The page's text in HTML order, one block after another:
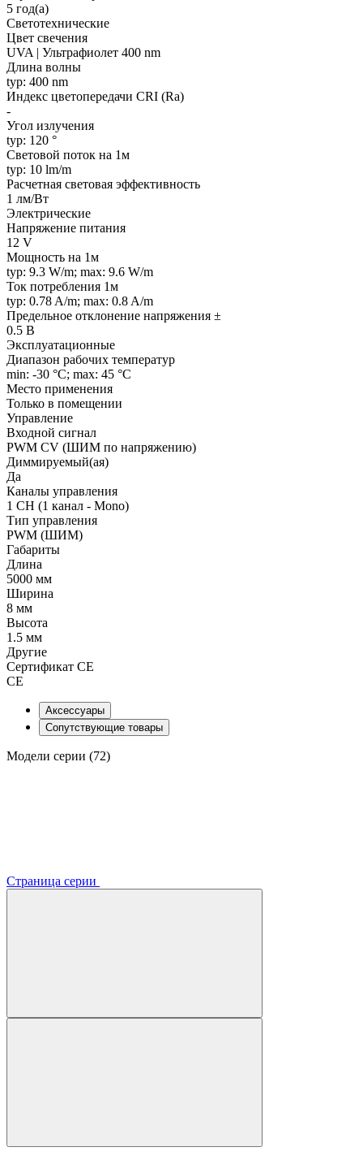
5 год(а)
Светотехнические
Цвет свечения
UVA | Ультрафиолет 400 nm
Длина волны
typ: 400 nm
Индекс цветопередачи CRI (Ra)
-
Угол излучения
typ: 120 °
Световой поток на 1м
typ: 10 lm/m
Расчетная световая эффективность
1 лм/Вт
Электрические
Напряжение питания
12 V
Мощность на 1м
typ: 9.3 W/m; max: 9.6 W/m
Ток потребления 1м
typ: 0.78 A/m; max: 0.8 A/m
Предельное отклонение напряжения ±
0.5 В
Эксплуатационные
Диапазон рабочих температур
min: -30 °C; max: 45 °C
Место применения
Только в помещении
Управление
Входной сигнал
PWM СV (ШИМ по напряжению)
Диммируемый(ая)
Да
Каналы управления
1 CH (1 канал - Mono)
Тип управления
PWM (ШИМ)
Габариты
Длина
5000 мм
Ширина
8 мм
Высота
1.5 мм
Другие
Сертификат CE
CE
Аксессуары
Сопутствующие товары
Модели серии (72)
Страница серии